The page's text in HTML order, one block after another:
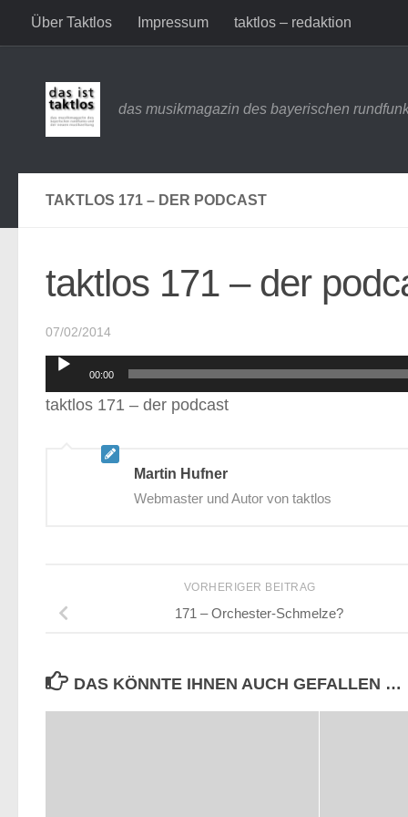
Zum Inhalt springen
Über Taktlos Impressum taktlos – redaktion
das musikmagazin des bayerischen
TAKTLOS 171 – DER PODCAST
taktlos 171 – der
07/02/2014
Audio-
Player
00:00
taktlos 171 – der podcast
Martin Hufner
Webmaster und Autor von taktlos
VORHERIGER BEITRAG
171 – Orchester-Schmelze?
DAS KÖNNTE IHNEN AUCH GEFALLEN …